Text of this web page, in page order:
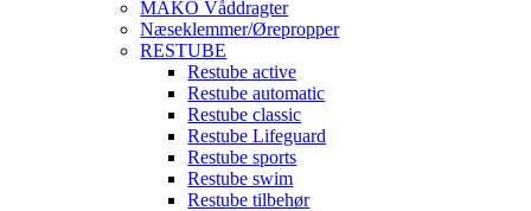
MAKO Våddragter
Næseklemmer/Ørepropper
RESTUBE
Restube active
Restube automatic
Restube classic
Restube Lifeguard
Restube sports
Restube swim
Restube tilbehør